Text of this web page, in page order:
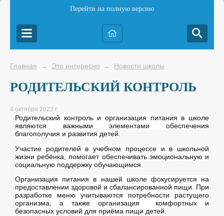
Перейти на полную версию
Главная → Это интересно → Новости школы
РОДИТЕЛЬСКИЙ КОНТРОЛЬ
4 октября 2023 г.
Родительский контроль и организация питания в школе
являются важными элементами обеспечения
благополучия и развития детей.
Участие родителей в учебном процессе и в школьной
жизни ребёнка, помогает обеспечивать эмоциональную и
социальную поддержку обучающимся.
Организация питания в нашей школе фокусируется на
предоставлении здоровой и сбалансированной пищи. При
разработке меню учитываются потребности растущего
организма, а также организация комфортных и
безопасных условий для приёма пищи детей.